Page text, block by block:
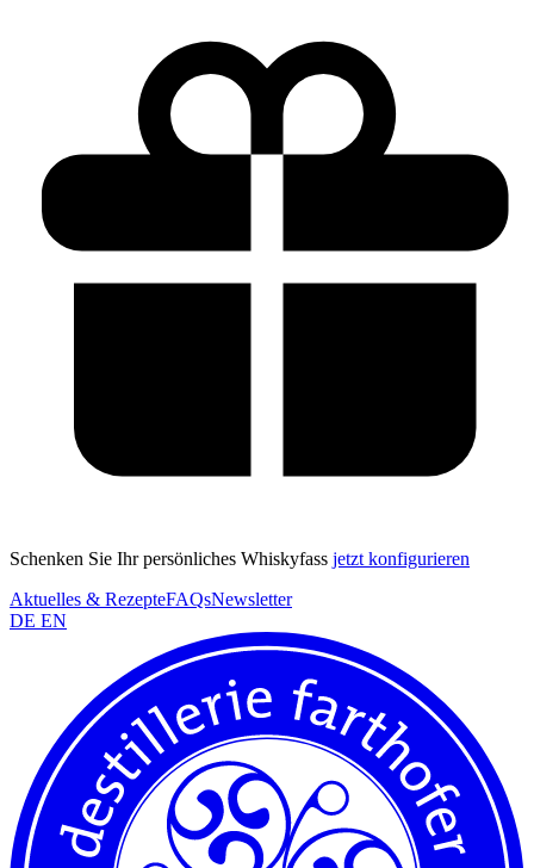
Schenken Sie Ihr persönliches Whiskyfass jetzt konfigurieren
Aktuelles & RezepteFAQsNewsletter
DE EN